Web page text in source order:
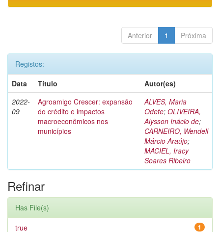
Anterior 1 Próxima
Registos:
Data
Título
Autor(es)
2022-
09
Agroamigo Crescer: expansão
do crédito e impactos
macroeconômicos nos
municípios
ALVES, Maria
Odete; OLIVEIRA,
Alysson Inácio de;
CARNEIRO, Wendell
Márcio Araújo;
MACIEL, Iracy
Soares Ribeiro
Refinar
Has File(s)
1
true